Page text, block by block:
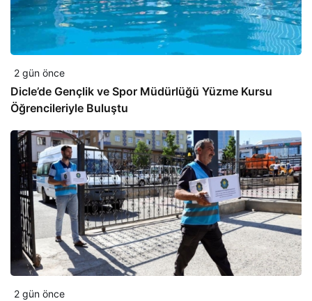
2 gün önce
Dicle’de Gençlik ve Spor Müdürlüğü Yüzme Kursu
Öğrencileriyle Buluştu
2 gün önce